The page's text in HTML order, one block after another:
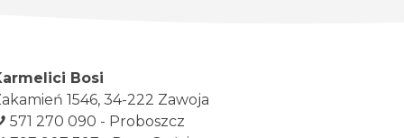
Bosi
1546, 34-222 Zawoja
571 270 090 - Proboszcz